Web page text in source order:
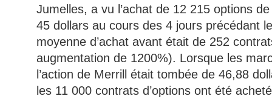
Jumelles, a vu l’achat de 12 215 options
45 dollars au cours des 4 jours précédant
moyenne d’achat avant était de 252
augmentation de 1200%). Lorsque les
l’action de Merrill était tombée de 46,88
les 11 000 contrats d’options ont été